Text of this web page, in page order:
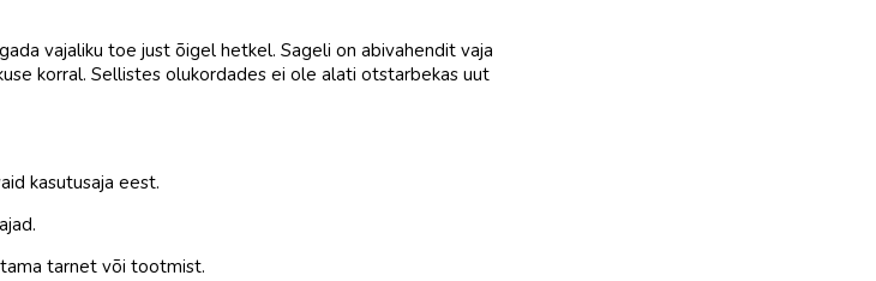
vajaliku toe just õigel hetkel. Sageli on abivahendit vaja
korral. Sellistes olukordades ei ole alati otstarbekas uut
kasutusaja eest.
tarnet või tootmist.